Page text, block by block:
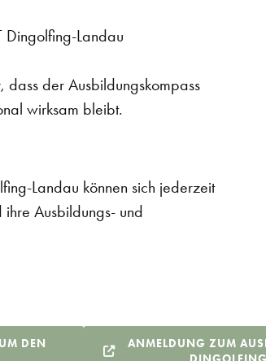
Dingolfing-Landau
dass der Ausbildungskompass
wirksam bleibt.
Landau können sich jederzeit
Ausbildungs- und
DEN
ANMELDUNG ZUM